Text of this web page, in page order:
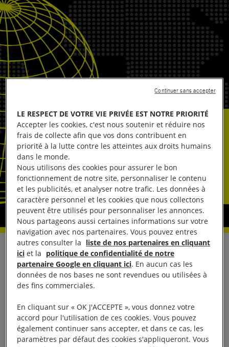
Certains pays utilisent de plus en plus la peine de
mort pour combattre les crimes en relation avec le
terrorisme, écrit Amnesty International vendredi 7
la Journée mondiale contre la peine de mort.
Au moins 20 pays ont condamné des personnes à
LE RESPECT DE VOTRE VIE PRIVÉE EST NOTRE PRIORITÉ
Accepter les cookies, c'est nous soutenir et réduire nos
frais de collecte afin que vos dons contribuent en
priorité à la lutte contre les atteintes aux droits humains
dans le monde.
Nous utilisons des cookies pour assurer le bon
fonctionnement de notre site, personnaliser le contenu
et les publicités, et analyser notre trafic. Les données à
caractère personnel et les cookies que nous collectons
peuvent être utilisés pour personnaliser les annonces.
Nous partageons aussi certaines informations sur votre
navigation avec nos partenaires. Vous pouvez entres
autres consulter la liste de nos partenaires en cliquant
ici et la politique de confidentialité de notre
partenaire Google en cliquant ici. En aucun cas les
données de nos bases ne sont revendues ou utilisées à
des fins commerciales.
En cliquant sur « OK J'ACCEPTE », vous donnez votre
accord pour l'utilisation de ces cookies. Vous pouvez
également continuer sans accepter, et dans ce cas, les
paramètres par défaut des cookies s'appliqueront. Vous
Continuer sans accepter